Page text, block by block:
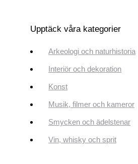
Upptäck våra kategorier
Arkeologi och naturhistoria
Interiör och dekoration
Konst
Musik, filmer och kameror
Smycken och ädelstenar
Vin, whisky och sprit